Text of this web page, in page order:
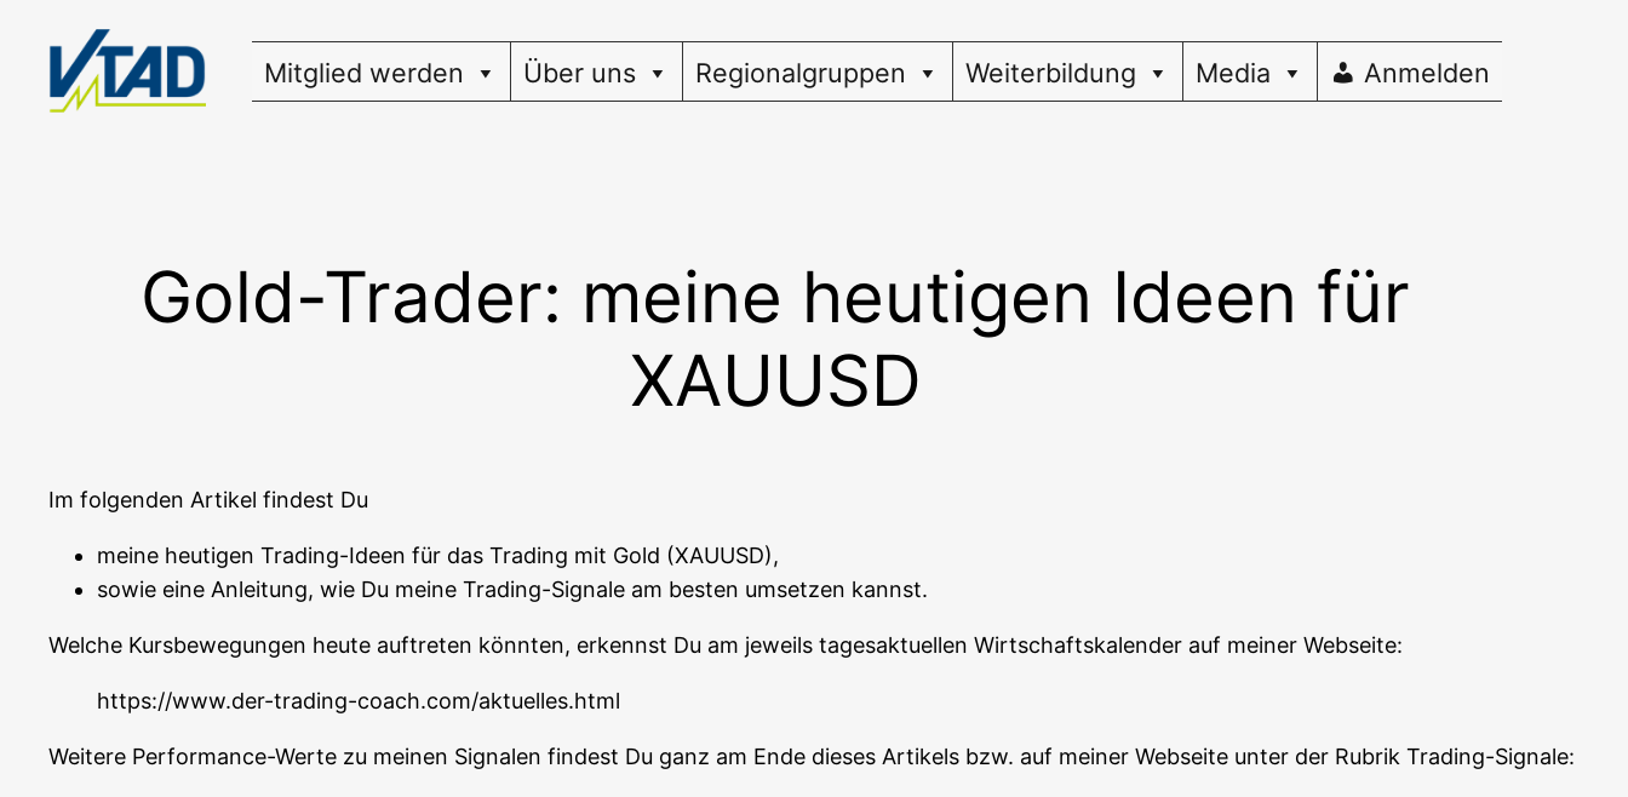
springen
Mitglied werden Über uns Regionalgruppen Weiterbildung Media Anmelden
Gold-Trader: meine heutigen Ideen für
XAUUSD
Im fol­gen­den Arti­kel fin­dest Du
mei­ne heu­ti­gen Tra­ding-Ideen für das Tra­ding mit Gold (XAUUSD),
sowie eine Anlei­tung, wie Du mei­ne Tra­ding-Signa­le am bes­ten umset­zen kannst.
Wel­che Kurs­be­we­gun­gen heu­te auf­tre­ten könn­ten, erkennst Du am jeweils tages­ak­tu­el­len Wirt­schafts­ka­len­der auf mei­ner Webseite:
https://www.der-trading-coach.com/aktuelles.html
Wei­te­re Per­for­mance-Wer­te zu mei­nen Signa­len fin­dest Du ganz am Ende die­ses Arti­kels bzw. auf mei­ner Web­sei­te unter der Rubrik Trading-Signale: